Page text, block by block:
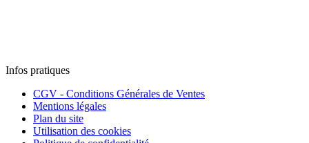
Infos pratiques
CGV - Conditions Générales de Ventes
Mentions légales
Plan du site
Utilisation des cookies